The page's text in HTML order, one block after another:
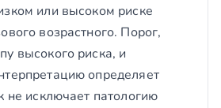
или высоком риске
возрастного. Порог,
высокого риска, и
определяет
не исключает патологию